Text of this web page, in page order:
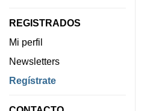
REGISTRADOS
Mi perfil
Newsletters
Regístrate